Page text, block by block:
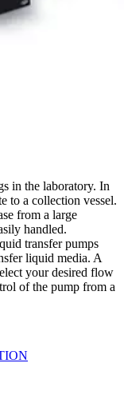
in the laboratory. In
to a collection vessel.
from a large
handled.
transfer pumps
liquid media. A
your desired flow
of the pump from a